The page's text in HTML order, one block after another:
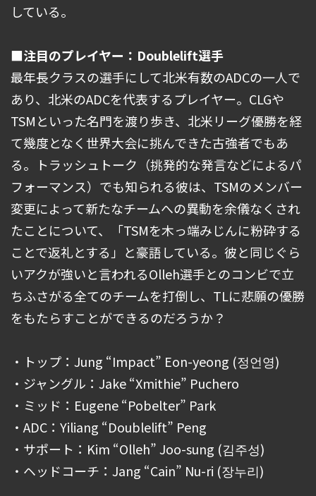
している。
■注目のプレイヤー：Doublelift選手
最年長クラスの選手にして北米有数のADCの一人で
あり、北米のADCを代表するプレイヤー。CLGや
TSMといった名門を渡り歩き、北米リーグ優勝を経
て幾度となく世界大会に挑んできた古強者でもあ
る。トラッシュトーク（挑発的な発言などによるパ
フォーマンス）でも知られる彼は、TSMのメンバー
変更によって新たなチームへの異動を余儀なくされ
たことについて、「TSMを木っ端みじんに粉砕する
ことで返礼とする」と豪語している。彼と同じぐら
いアクが強いと言われるOlleh選手とのコンビで立
ちふさがる全てのチームを打倒し、TLに悲願の優勝
をもたらすことができるのだろうか？
・トップ：Jung “Impact” Eon-yeong (정언영)
・ジャングル：Jake “Xmithie” Puchero
・ミッド：Eugene “Pobelter” Park
・ADC：Yiliang “Doublelift” Peng
・サポート：Kim “Olleh” Joo-sung (김주성)
・ヘッドコーチ：Jang “Cain” Nu-ri (장누리)